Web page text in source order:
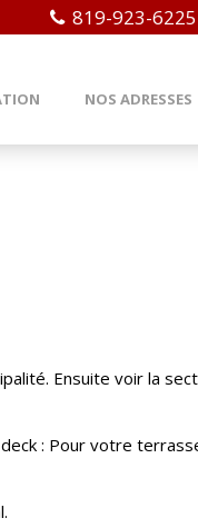
819-923-6225
NOS ADRESSES
Ensuite voir la
: Pour votre